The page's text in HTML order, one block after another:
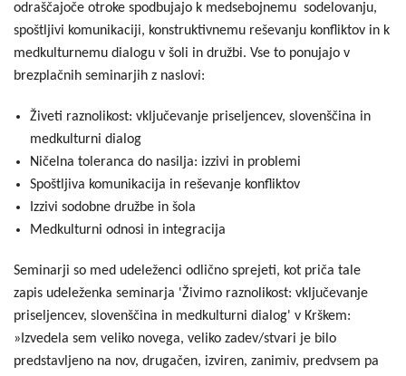
odraščajoče otroke spodbujajo k medsebojnemu sodelovanju,
spoštljivi komunikaciji, konstruktivnemu reševanju konfliktov in k
medkulturnemu dialogu v šoli in družbi. Vse to ponujajo v
brezplačnih seminarjih z naslovi:
Živeti raznolikost: vključevanje priseljencev, slovenščina in
medkulturni dialog
Ničelna toleranca do nasilja: izzivi in problemi
Spoštljiva komunikacija in reševanje konfliktov
Izzivi sodobne družbe in šola
Medkulturni odnosi in integracija
Seminarji so med udeleženci odlično sprejeti, kot priča tale
zapis udeleženka seminarja 'Živimo raznolikost: vključevanje
priseljencev, slovenščina in medkulturni dialog' v Krškem:
»Izvedela sem veliko novega, veliko zadev/stvari je bilo
predstavljeno na nov, drugačen, izviren, zanimiv, predvsem pa